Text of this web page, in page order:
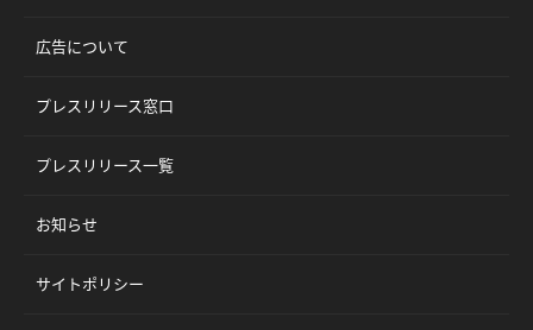
広告について
プレスリリース窓口
プレスリリース一覧
お知らせ
サイトポリシー